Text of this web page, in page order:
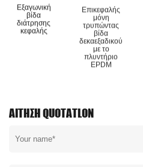
Εξαγωνική
βίδα
διάτρησης
κεφαλής
Επικεφαλής
μόνη
τρυπώντας
βίδα
δεκαεξαδικού
με το
πλυντήριο
EPDM
ΑΊΤΗΣΗ QUOTATLON